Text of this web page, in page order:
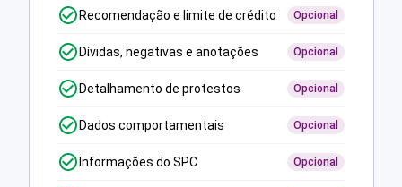
Recomendação e limite de crédito Opcional
Dívidas, negativas e anotações Opcional
Detalhamento de protestos Opcional
Dados comportamentais Opcional
Informações do SPC Opcional